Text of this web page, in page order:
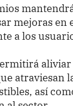
mejoras en
a los
atraviesan
así